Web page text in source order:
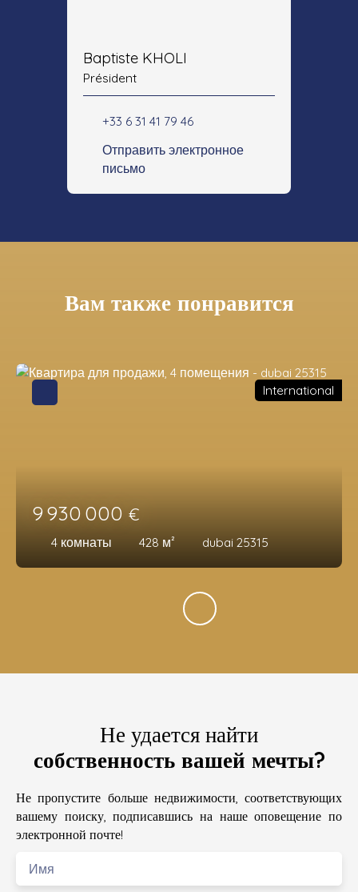
Baptiste KHOLI
Président
+33 6 31 41 79 46
Отправить электронное
письмо
Вам также понравится
9 930 000 €
4 комнаты 428 м² dubai 25315
International
Не удается найти
собственность вашей мечты?
Не пропустите больше недвижимости, соответствующих
вашему поиску, подписавшись на наше оповещение по
электронной почте!
Имя